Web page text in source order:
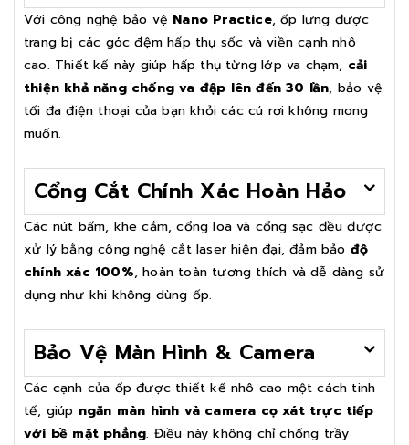
Với công nghệ bảo vệ Nano Practice, ốp lưng được
trang bị các góc đệm hấp thụ sốc và viền cạnh nhô
cao. Thiết kế này giúp hấp thụ từng lớp va chạm, cải
thiện khả năng chống va đập lên đến 30 lần, bảo vệ
tối đa điện thoại của bạn khỏi các cú rơi không mong
muốn.
Cổng Cắt Chính Xác Hoàn Hảo
Các nút bấm, khe cắm, cổng loa và cổng sạc đều được
xử lý bằng công nghệ cắt laser hiện đại, đảm bảo độ
chính xác 100%, hoàn toàn tương thích và dễ dàng sử
dụng như khi không dùng ốp.
Bảo Vệ Màn Hình & Camera
Các cạnh của ốp được thiết kế nhô cao một cách tinh
tế, giúp ngăn màn hình và camera cọ xát trực tiếp
với bề mặt phẳng. Điều này không chỉ chống trầy